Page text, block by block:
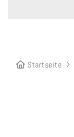
Startseite